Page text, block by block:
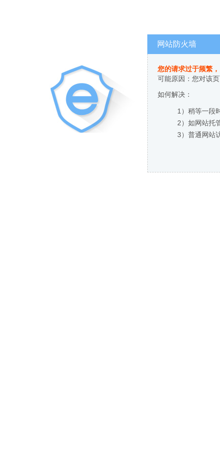
网站防火墙
您的请求过于频繁
可能原因：您对该
如何解决：
1）稍等一段
2）如网站托
3）普通网站